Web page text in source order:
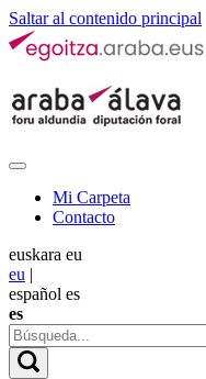
Saltar al contenido principal
Mi Carpeta
Contacto
euskara eu
eu |
español es
es